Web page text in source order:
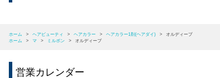
ホーム > ヘアビューティ > ヘアカラー > ヘアカラー1剤(ヘアダイ) >
オルディーブ
ホーム
> マ > ミルボン > オルディーブ
営業カレンダー